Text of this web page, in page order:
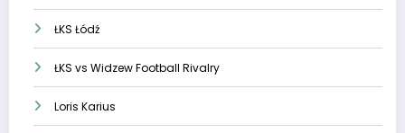
ŁKS Łódź
ŁKS vs Widzew Football Rivalry
Loris Karius